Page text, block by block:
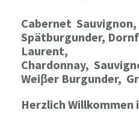
Cabernet Sauvignon,
Spätburgunder,
Laurent,
Chardonnay,
Weiβer Burgunder,
Herzlich Willkommen